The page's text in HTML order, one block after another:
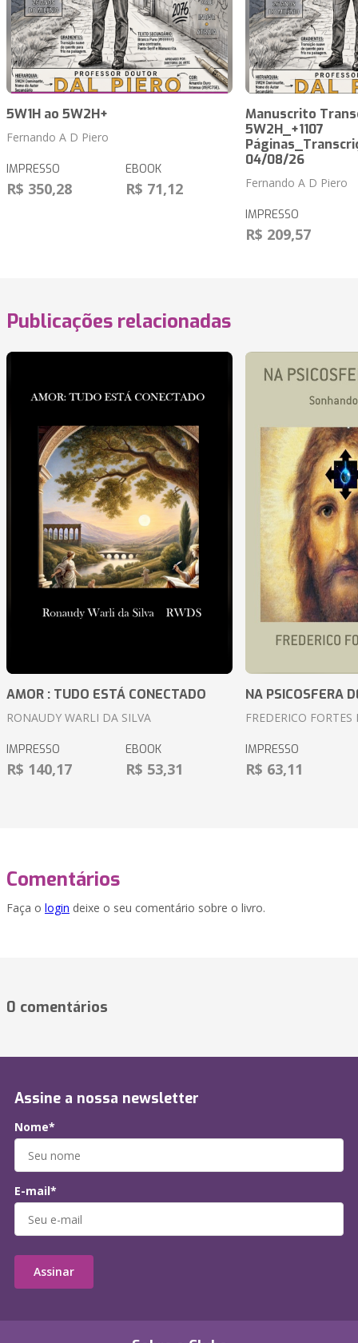
5W1H ao 5W2H+
Fernando A D Piero
IMPRESSO
R$ 350,28
EBOOK
R$ 71,12
Manuscrito
5W2H_+1107
04/08/26
Fernando A D Piero
IMPRESSO
R$ 209,57
Publicações relacionadas
AMOR : TUDO ESTÁ CONECTADO
RONAUDY WARLI DA SILVA
IMPRESSO
R$ 140,17
EBOOK
R$ 53,31
NA PSICOSFERA
FREDERICO FORTES
IMPRESSO
R$ 63,11
Comentários
Faça o login deixe o seu comentário sobre o livro.
0 comentários
Assine a nossa newsletter
Nome*
E-mail*
Assinar